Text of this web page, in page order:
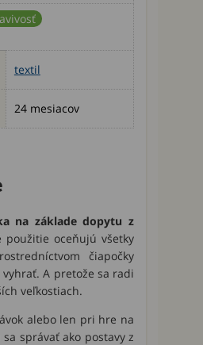
textil
24 mesiacov
na základe dopytu z
použitie oceňujú všetky
čiapočky
A pretože sa radi
veľkostiach.
alebo len pri hre na
správať ako postavy z